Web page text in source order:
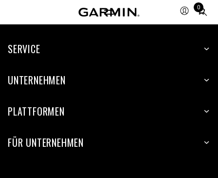
0
Total
items
cart:
SERVICE
UNTERNEHMEN
PLATTFORMEN
FÜR UNTERNEHMEN